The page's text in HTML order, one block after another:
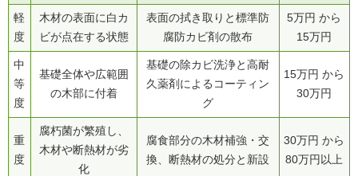
軽
度
木材の表面に白カ
ビが点在する状態
表面の拭き取りと標準防
腐防カビ剤の散布
5万円 から
15万円
中
等
度
基礎全体や広範囲
の木部に付着
基礎の除カビ洗浄と高耐
久薬剤によるコーティン
グ
15万円 から
30万円
重
度
腐朽菌が繁殖し、
木材や断熱材が劣
化
腐食部分の木材補強・交
換、断熱材の処分と新設
30万円 から
80万円以上